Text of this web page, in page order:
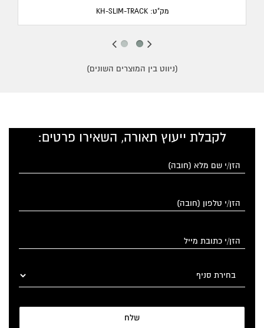
מק"ט: KH-SLIM-TRACK
(ניווט בין המוצרים השונים)
לקבלת ייעוץ תאורה, השאירו פרטים:
שלח